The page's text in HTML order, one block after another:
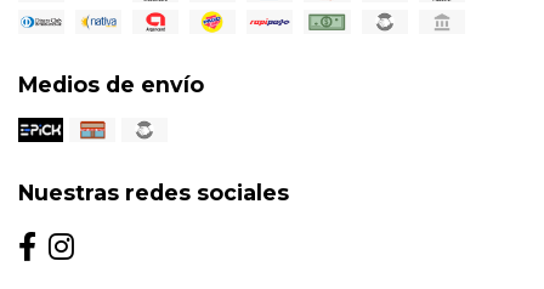
Medios de envío
Nuestras redes sociales